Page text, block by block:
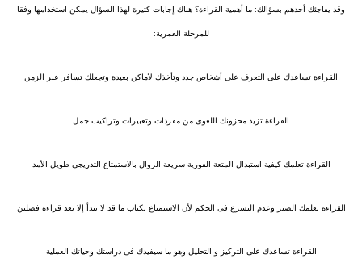
وقد يفاجئك أحدهم بسؤالك: ما أهمية القراءة؟ هناك إجابات كثيرة لهذا السؤال يمكن استخدامها وفقا
للمرحلة العمرية:
القراءة تساعدك على التعرف على أشخاص جدد وتأخذك لأماكن بعيدة وتجعلك تسافر عبر الزمن
القراءة تزيد مخزونك اللغوى من مفردات وتعبيرات وتراكيب جمل
القراءة تعلمك كيفية استبدال المتعة الفورية سريعة الزوال بالاستمتاع التدريجى طويل الأمد
القراءة تعلمك الصبر وعدم التسرع فى الحكم لأن الاستمتاع بكتاب ما قد لا يبدأ إلا بعد قراءة فصلين
القراءة تساعدك على التركيز و التحليل وهو ما سيفيدك فى دراستك وحياتك العملية